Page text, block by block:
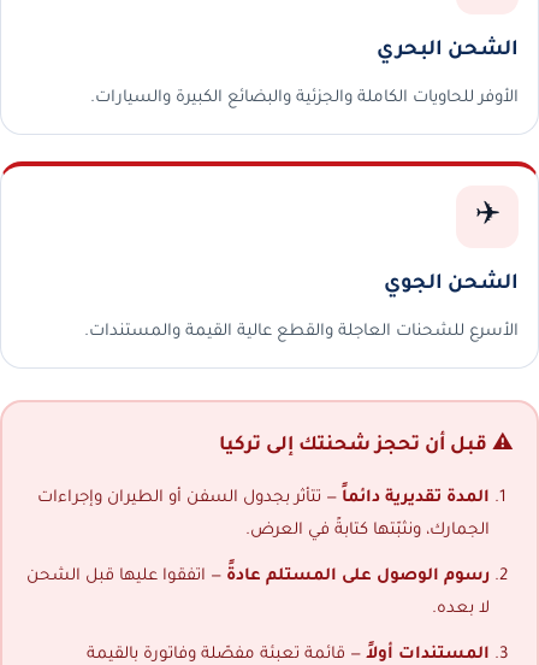
الشحن البحري
الأوفر للحاويات الكاملة والجزئية والبضائع الكبيرة والسيارات.
✈️
الشحن الجوي
الأسرع للشحنات العاجلة والقطع عالية القيمة والمستندات.
⚠️ قبل أن تحجز شحنتك إلى تركيا
المدة تقديرية دائماً — تتأثر بجدول السفن أو الطيران وإجراءات
الجمارك، ونثبّتها كتابةً في العرض.
رسوم الوصول على المستلم عادةً — اتفقوا عليها قبل الشحن
لا بعده.
المستندات أولاً — قائمة تعبئة مفصّلة وفاتورة بالقيمة